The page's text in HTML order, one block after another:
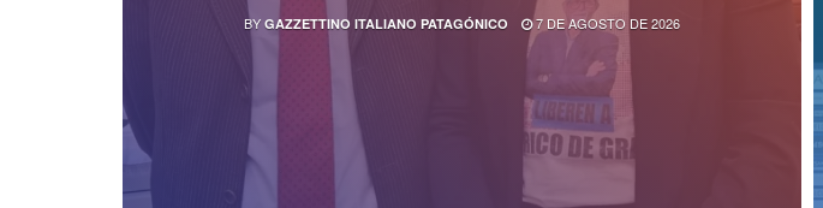
BY GAZZETTINO ITALIANO PATAGÓNICO 7 DE AGOSTO DE 2026